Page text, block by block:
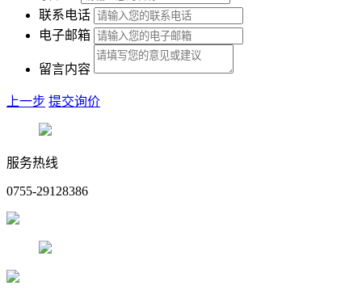
联系电话
电子邮箱
留言内容
上一步 提交询价
服务热线
0755-29128386